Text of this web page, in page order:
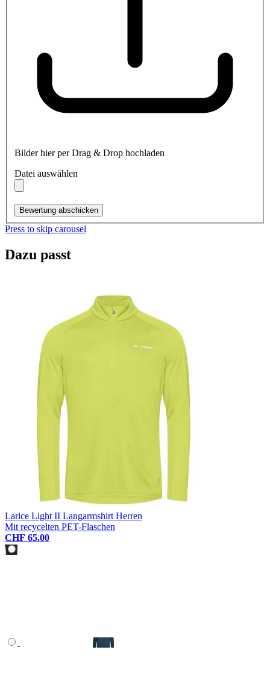
Bilder hier per Drag & Drop hochladen
Datei auswählen
Bewertung abschicken
Press to skip carousel
Dazu passt
Larice Light II Langarmshirt Herren
Mit recycelten PET-Flaschen
CHF 65.00